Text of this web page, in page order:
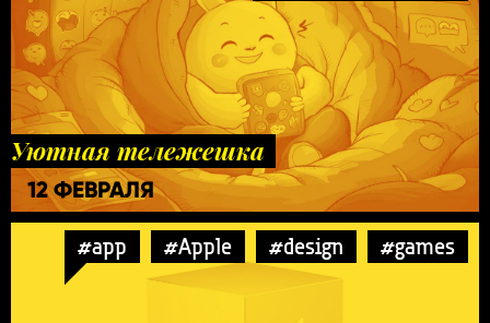
Уютная тележешка
12 ФЕВРАЛЯ
#app #Apple #design #games